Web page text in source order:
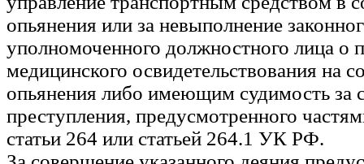
опьянения или за невыполнение
уполномоченного должностного лица о
медицинского освидетельствования на
опьянения либо имеющим судимость за
преступления, предусмотренного
статьи 264 или статьей 264.1 УК РФ.